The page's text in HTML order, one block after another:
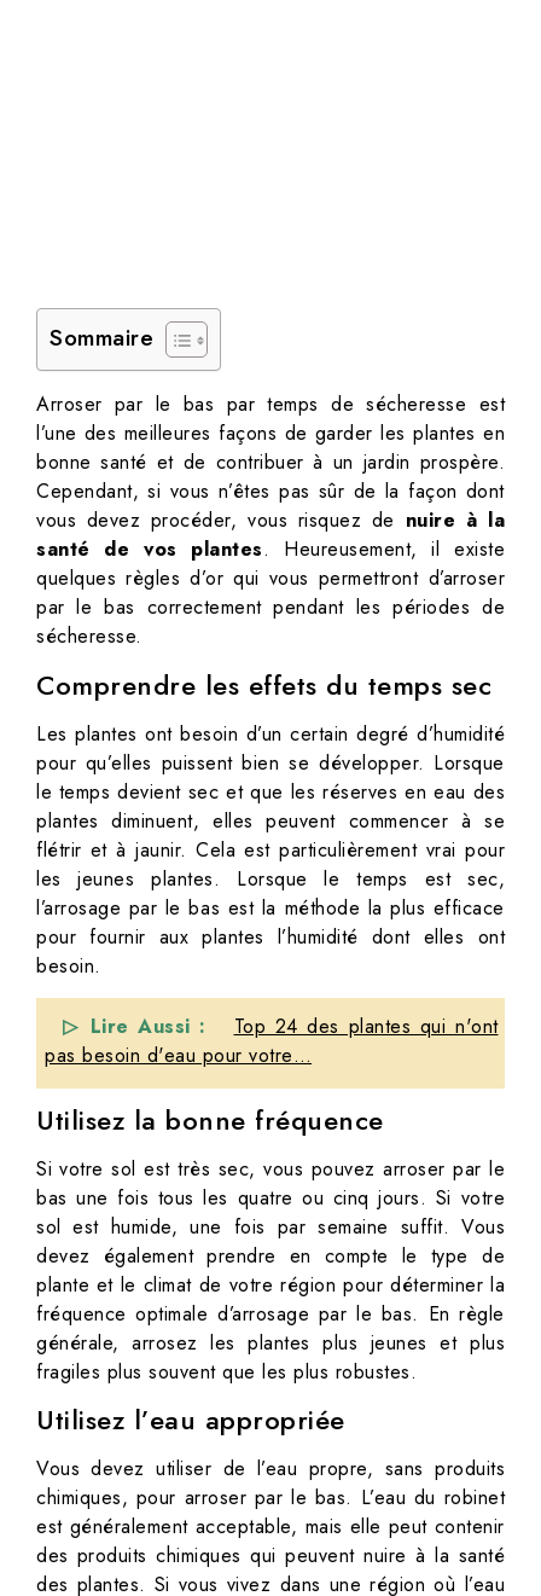
Sommaire
Arroser par le bas par temps de sécheresse est
l’une des meilleures façons de garder les plantes en
bonne santé et de contribuer à un jardin prospère.
Cependant, si vous n’êtes pas sûr de la façon dont
vous devez procéder, vous risquez de nuire à la
santé de vos plantes. Heureusement, il existe
quelques règles d’or qui vous permettront d’arroser
par le bas correctement pendant les périodes de
sécheresse.
Comprendre les effets du temps sec
Les plantes ont besoin d’un certain degré d’humidité
pour qu’elles puissent bien se développer. Lorsque
le temps devient sec et que les réserves en eau des
plantes diminuent, elles peuvent commencer à se
flétrir et à jaunir. Cela est particulièrement vrai pour
les jeunes plantes. Lorsque le temps est sec,
l’arrosage par le bas est la méthode la plus efficace
pour fournir aux plantes l’humidité dont elles ont
besoin.
▷ Lire Aussi :
Top 24 des plantes qui n'ont
pas besoin d'eau pour votre…
Utilisez la bonne fréquence
Si votre sol est très sec, vous pouvez arroser par le
bas une fois tous les quatre ou cinq jours. Si votre
sol est humide, une fois par semaine suffit. Vous
devez également prendre en compte le type de
plante et le climat de votre région pour déterminer la
fréquence optimale d’arrosage par le bas. En règle
générale, arrosez les plantes plus jeunes et plus
fragiles plus souvent que les plus robustes.
Utilisez l’eau appropriée
Vous devez utiliser de l’eau propre, sans produits
chimiques, pour arroser par le bas. L’eau du robinet
est généralement acceptable, mais elle peut contenir
des produits chimiques qui peuvent nuire à la santé
des plantes. Si vous vivez dans une région où l’eau